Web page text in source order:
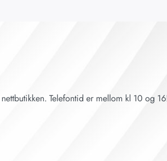
Telefontid er mellom kl 10 og